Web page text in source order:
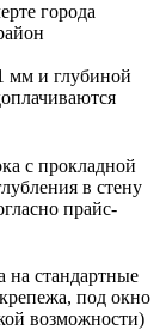
города
мм и глубиной
с прокладной
в стену
прайс-
на стандартные
под окно
возможности)